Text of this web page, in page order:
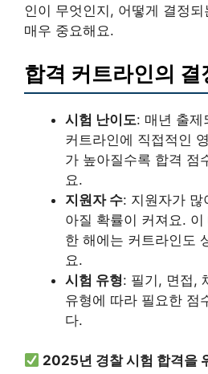
인이 무엇인지, 어떻게 결정
매우 중요해요.
합격 커트라인의 결
시험 난이도: 매년 출제
커트라인에 직접적인
가 높아질수록 합격 점
요.
지원자 수: 지원자가 많
아질 확률이 커져요.
한 해에는 커트라인도
요.
시험 유형: 필기, 면접,
유형에 따라 필요한 점
다.
2025년 경찰 시험 합격을